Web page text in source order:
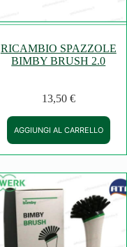
RICAMBIO SPAZZOLE
BIMBY BRUSH 2.0
13,50 €
AGGIUNGI AL CARRELLO